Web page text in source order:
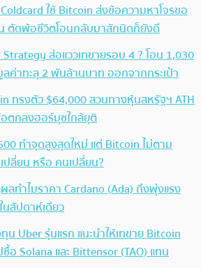
ใช้ Bitcoin ส่งข้อความหาโจรขอ
ตัดพ้อชีวิตโอนกลับมาสักนิดก็ยังดี
ส่อแววเทขายรอบ 4 ? โอน 1,030
ลค่าทะลุ 2 พันล้านบาท ออกจากกระเป๋า
ทรงตัว $64,000 สวนทางหุ้นสหรัฐฯ ATH
ตกลงฮอร์มุซใกล้ยุติ
ทำจุดสูงสุดใหม่ แต่ Bitcoin ไม่ตาม
ปลี่ยน หรือ คนเปลี่ยน?
ลทำไมราคา Cardano (Ada) ถึงพุ่งแรง
นสัปดาห์เดียว
น Uber รุ่นแรก แนะนำให้เทขาย Bitcoin
ซื้อ Solana และ Bittensor (TAO) แทน